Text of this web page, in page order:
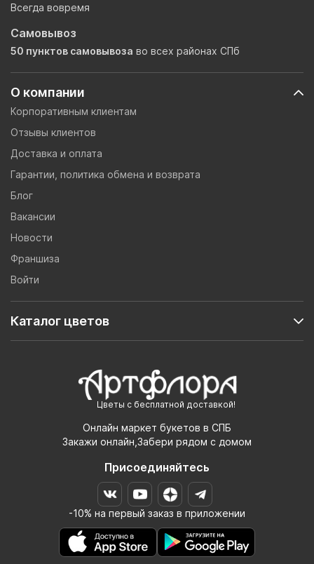
Цветы с бесплатной доставкой!
Онлайн маркет букетов в СПБ
Закажи онлайн,Забери рядом с домом
Присоединяйтесь
-10% на первый заказ в приложении
О компании
Корпоративным клиентам
Отзывы клиентов
Доставка и оплата
Гарантии, политика обмена и возврата
Блог
Вакансии
Новости
Франшиза
Войти
Каталог цветов
Всегда вовремя
Самовывоз
50 пунктов самовывоза во всех районах СПб